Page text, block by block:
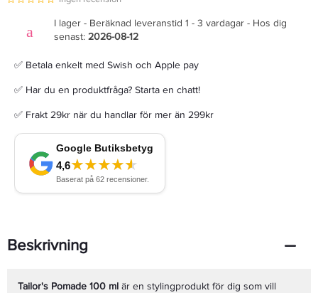
I lager - Beräknad leveranstid 1 - 3 vardagar - Hos dig
senast: 2026-08-12
✅ Betala enkelt med Swish och Apple pay
✅ Har du en produktfråga? Starta en chatt!
✅ Frakt 29kr när du handlar för mer än 299kr
Beskrivning
Tailor's Pomade 100 ml är en stylingprodukt för dig som vill